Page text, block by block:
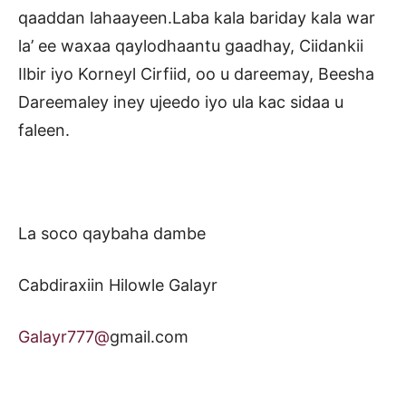
qaaddan lahaayeen.Laba kala bariday kala war
la’ ee waxaa qaylodhaantu gaadhay, Ciidankii
Ilbir iyo Korneyl Cirfiid, oo u dareemay, Beesha
Dareemaley iney ujeedo iyo ula kac sidaa u
faleen.
La soco qaybaha dambe
Cabdiraxiin Hilowle Galayr
Galayr777@gmail.com